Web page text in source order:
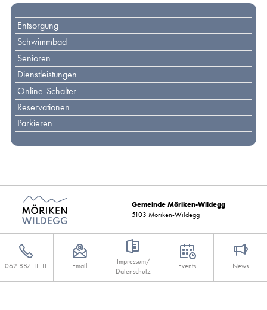
Toplinks
Entsorgung
Schwimmbad
Senioren
Dienstleistungen
Online-Schalter
Reservationen
Parkieren
Gemeinde Möriken-Wildegg
5103 Möriken-Wildegg
062 887 11 11 Email
Impressum/
Datenschutz
Events News